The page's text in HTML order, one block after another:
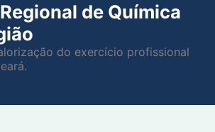
de Química
do exercício profissional